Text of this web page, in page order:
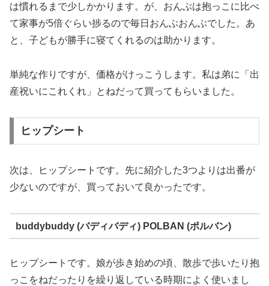
は慣れるまで少しかかります。が、おんぶは抱っこに比べ
て家事が5倍ぐらい捗るので毎日おんぶおんぶでした。あ
と、子どもが勝手に寝てくれるのは助かります。
単純な作りですが、価格がけっこうします。私は弟に「出
産祝いにこれくれ」とねだって買ってもらいました。
ヒップシート
次は、ヒップシートです。先に紹介した3つよりは出番が
少ないのですが、買っておいて良かったです。
buddybuddy (バディバディ) POLBAN (ポルバン)
ヒップシートです。娘が歩き始めの頃、散歩で歩いたり抱
っこをねだったりを繰り返している時期によく使いまし